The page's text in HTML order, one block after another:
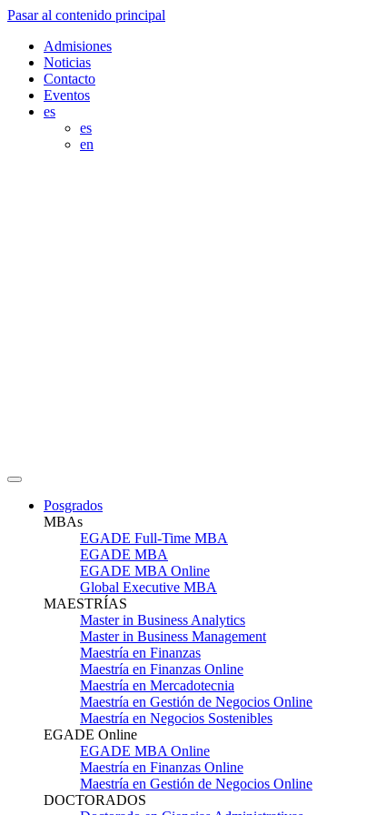
Pasar al contenido principal
Admisiones
Noticias
Contacto
Eventos
es
es
en
Posgrados
MBAs
EGADE Full-Time MBA
EGADE MBA
EGADE MBA Online
Global Executive MBA
MAESTRÍAS
Master in Business Analytics
Master in Business Management
Maestría en Finanzas
Maestría en Finanzas Online
Maestría en Mercadotecnia
Maestría en Gestión de Negocios Online
Maestría en Negocios Sostenibles
EGADE Online
EGADE MBA Online
Maestría en Finanzas Online
Maestría en Gestión de Negocios Online
DOCTORADOS